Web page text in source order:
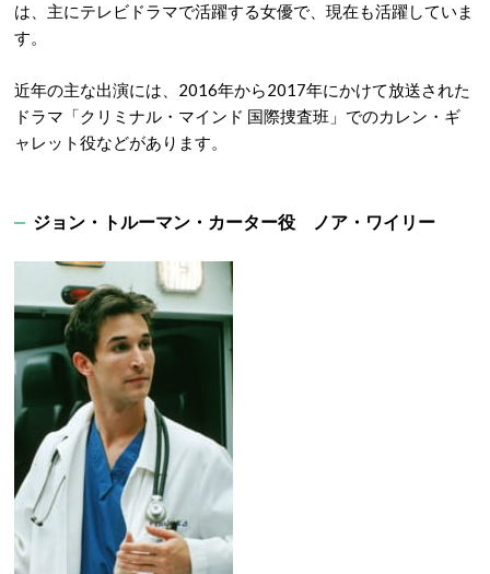
は、主にテレビドラマで活躍する女優で、現在も活躍していま
す。
近年の主な出演には、2016年から2017年にかけて放送された
ドラマ「クリミナル・マインド 国際捜査班」でのカレン・ギ
ャレット役などがあります。
ジョン・トルーマン・カーター役 ノア・ワイリー